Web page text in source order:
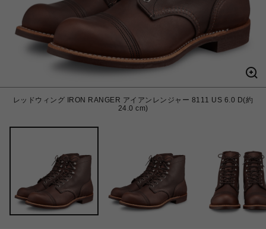
レッドウィング IRON RANGER アイアンレンジャー 8111 US 6.0 D(約
24.0 cm)